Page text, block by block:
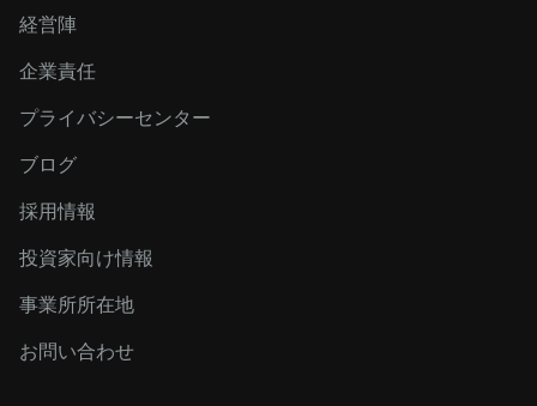
経営陣
企業責任
プライバシーセンター
ブログ
採用情報
投資家向け情報
事業所所在地
お問い合わせ